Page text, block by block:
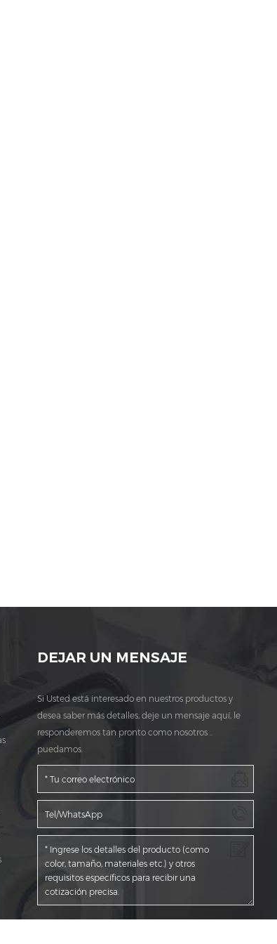
DEJAR UN MENSAJE
Si Usted está interesado en nuestros productos y
desea saber más detalles, deje un mensaje aquí, le
responderemos tan pronto como nosotros ..
puedamos.